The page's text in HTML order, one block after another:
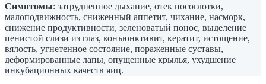
Симптомы: затрудненное дыхание, отек носоглотки,
малоподвижность, сниженный аппетит, чихание, насморк,
снижение продуктивности, зеленоватый понос, выделение
пенистой слизи из глаз, конъюнктивит, кератит, истощение,
вялость, угнетенное состояние, пораженные суставы,
деформированные лапы, опущенные крылья, ухудшение
инкубационных качеств яиц.